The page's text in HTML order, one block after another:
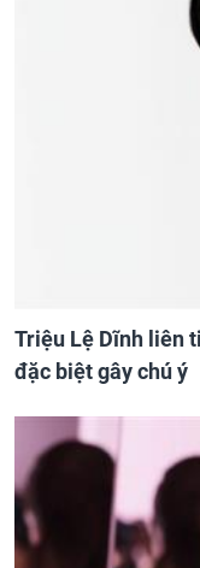
Triệu Lệ Dĩnh liên
đặc biệt gây chú ý